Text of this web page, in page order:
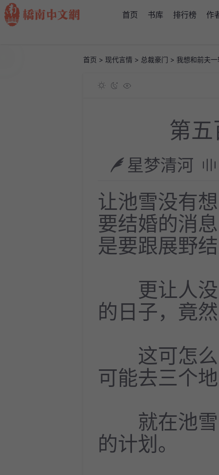
首页 书库 排行榜 作
首页 > 现代言情 > 总裁豪门 > 我想和前夫
第
星梦清河
让池雪没有
要结婚的消
是要跟展野
更让人没
的日子，竟
这可怎么
可能去三个
就在池雪
的计划。